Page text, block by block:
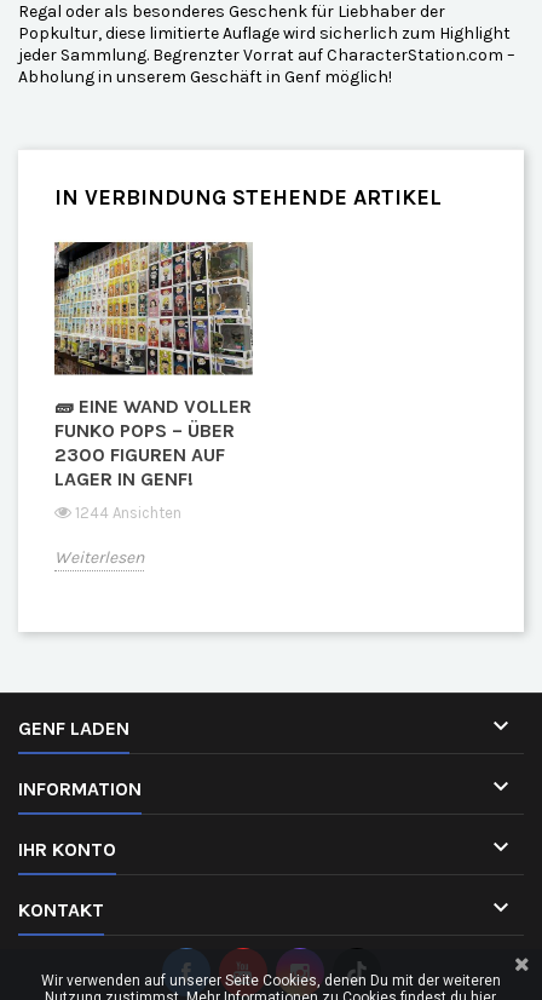
Regal oder als besonderes Geschenk für Liebhaber der
Popkultur, diese limitierte Auflage wird sicherlich zum Highlight
jeder Sammlung. Begrenzter Vorrat auf CharacterStation.com –
Abholung in unserem Geschäft in Genf möglich!
IN VERBINDUNG STEHENDE ARTIKEL
🧱 EINE WAND VOLLER
FUNKO POPS – ÜBER
2300 FIGUREN AUF
LAGER IN GENF!
1244 Ansichten
Weiterlesen
GENF LADEN 
INFORMATION 
IHR KONTO 
KONTAKT 
Wir verwenden auf unserer Seite Cookies, denen Du mit der weiteren